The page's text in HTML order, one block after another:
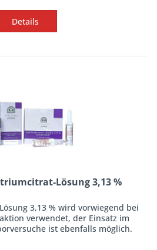
Details
Lösung 3,13 %
3,13 % wird vorwiegend bei
verwendet, der Einsatz im
ist ebenfalls möglich.